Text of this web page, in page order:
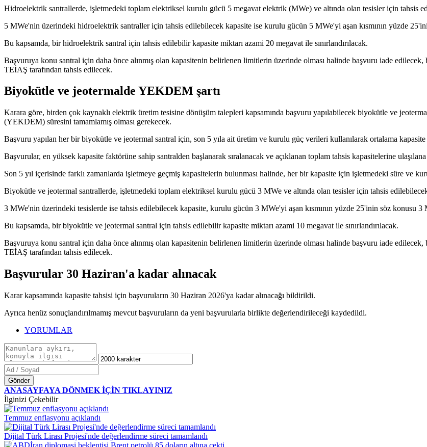
Hidroelektrik santrallerde, işletmedeki toplam elektriksel kurulu gücü 5 megavat elektrik (MWe) ve altında olan tesisler için tahsis
5 MWe'nin üzerindeki hidroelektrik santraller için tahsis edilebilecek kapasite ise kurulu gücün 5 MWe'yi aşan kısmının yüzde
Bu kapsamda, bir hidroelektrik santral için tahsis edilebilir kapasite miktarı azami 20 megavat ile sınırlandırılacak.
Başvuruya konu santral için daha önce alınmış olan kapasitenin belirlenen limitlerin üzerinde olması halinde başvuru iade
TEİAŞ tarafından tahsis edilecek.
Biyokütle ve jeotermalde YEKDEM şartı
Karara göre, birden çok kaynaklı elektrik üretim tesisine dönüşüm talepleri kapsamında başvuru yapılabilecek biyokütle ve
(YEKDEM) süresini tamamlamış olması gerekecek.
Başvuru yapılan her bir biyokütle ve jeotermal santral için, son 5 yıla ait üretim ve kurulu güç verileri kullanılarak ortalama
Başvurular, en yüksek kapasite faktörüne sahip santralden başlanarak sıralanacak ve açıklanan toplam tahsis kapasitelerine
Son 5 yıl içerisinde farklı zamanlarda işletmeye geçmiş kapasitelerin bulunması halinde, her bir kapasite için işletmedeki süre ve
Biyokütle ve jeotermal santrallerde, işletmedeki toplam elektriksel kurulu gücü 3 MWe ve altında olan tesisler için tahsis
3 MWe'nin üzerindeki tesislerde ise tahsis edilebilecek kapasite, kurulu gücün 3 MWe'yi aşan kısmının yüzde 25'inin söz konusu
Bu kapsamda, bir biyokütle ve jeotermal santral için tahsis edilebilir kapasite miktarı azami 10 megavat ile sınırlandırılacak.
Başvuruya konu santral için daha önce alınmış olan kapasitenin belirlenen limitlerin üzerinde olması halinde başvuru iade
TEİAŞ tarafından tahsis edilecek.
Başvurular 30 Haziran'a kadar alınacak
Karar kapsamında kapasite tahsisi için başvuruların 30 Haziran 2026'ya kadar alınacağı bildirildi.
Ayrıca henüz sonuçlandırılmamış mevcut başvuruların da yeni başvurularla birlikte değerlendirileceği kaydedildi.
YORUMLAR
Gönder
ANASAYFAYA DÖNMEK İÇİN TIKLAYINIZ
İlginizi Çekebilir
Temmuz enflasyonu açıklandı
Dijital Türk Lirası Projesi'nde değerlendirme süreci tamamlandı